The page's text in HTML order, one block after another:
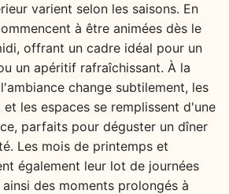
varient selon les saisons. En
à être animées dès le
offrant un cadre idéal pour un
un apéritif rafraîchissant. À la
change subtilement, les
et les espaces se remplissent d'une
parfaits pour déguster un dîner
Les mois de printemps et
également leur lot de journées
des moments prolongés à